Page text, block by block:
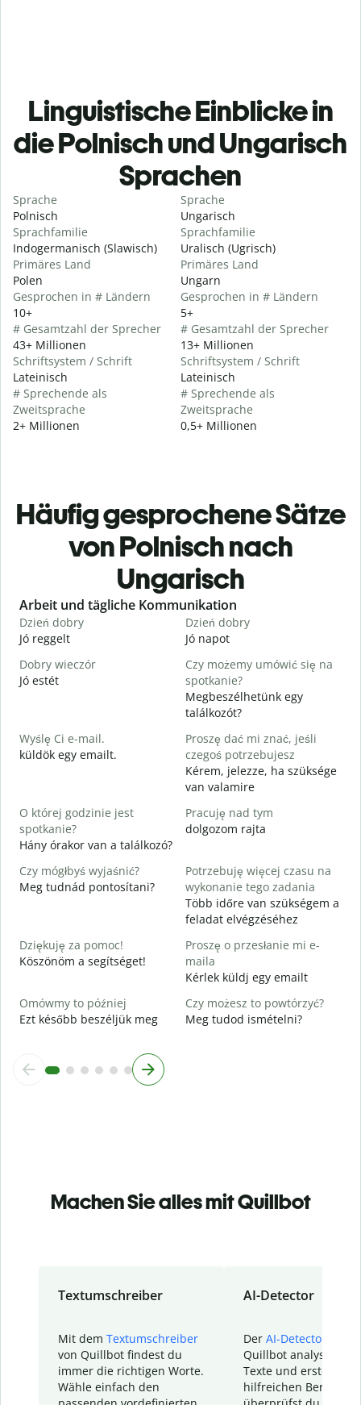
Linguistische Einblicke in
die Polnisch und Ungarisch
Sprachen
Sprache
Polnisch
Sprachfamilie
Indogermanisch (Slawisch)
Primäres Land
Polen
Gesprochen in # Ländern
10+
# Gesamtzahl der Sprecher
43+ Millionen
Schriftsystem / Schrift
Lateinisch
# Sprechende als
Zweitsprache
2+ Millionen
Sprache
Ungarisch
Sprachfamilie
Uralisch (Ugrisch)
Primäres Land
Ungarn
Gesprochen in # Ländern
5+
# Gesamtzahl der Sprecher
13+ Millionen
Schriftsystem / Schrift
Lateinisch
# Sprechende als
Zweitsprache
0,5+ Millionen
Häufig gesprochene Sätze
von Polnisch nach
Ungarisch
Slide 1 of 6
Arbeit und tägliche Kommunikation
Dzień dobry
Jó reggelt
Dzień dobry
Jó napot
Dobry wieczór
Jó estét
Czy możemy umówić się na
spotkanie?
Megbeszélhetünk egy
találkozót?
Wyślę Ci e-mail.
küldök egy emailt.
Proszę dać mi znać, jeśli
czegoś potrzebujesz
Kérem, jelezze, ha szüksége
van valamire
O której godzinie jest
spotkanie?
Hány órakor van a találkozó?
Pracuję nad tym
dolgozom rajta
Czy mógłbyś wyjaśnić?
Meg tudnád pontosítani?
Potrzebuję więcej czasu na
wykonanie tego zadania
Több időre van szükségem a
feladat elvégzéséhez
Dziękuję za pomoc!
Köszönöm a segítséget!
Proszę o przesłanie mi e-
maila
Kérlek küldj egy emailt
Omówmy to później
Ezt később beszéljük meg
Czy możesz to powtórzyć?
Meg tudod ismételni?
Machen Sie alles mit Quillbot
Textumschreiber
Mit dem Textumschreiber
von Quillbot findest du
immer die richtigen Worte.
Wähle einfach den
AI-Detector
Der AI-Detector
Quillbot analysiert
Texte und erstellt
hilfreichen Bericht.